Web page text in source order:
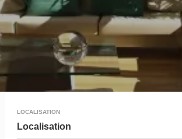
LOCALISATION
Localisation